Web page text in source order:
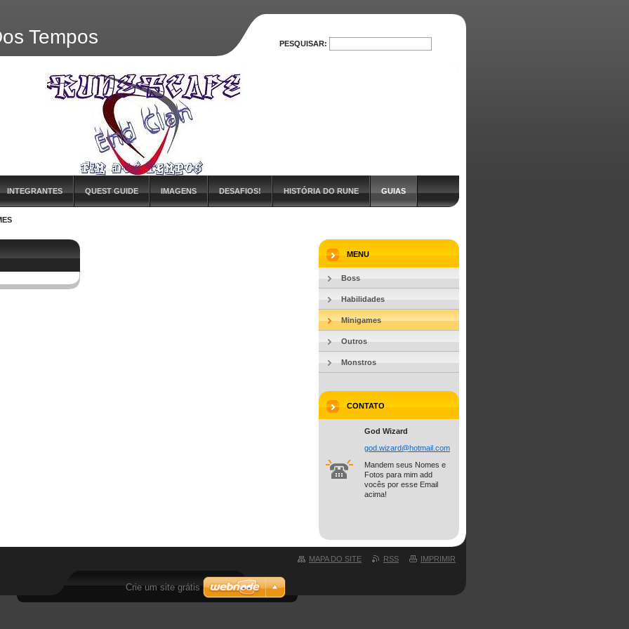
Tempos
INTEGRANTES QUEST GUIDE IMAGENS DESAFIOS! HISTÓRIA DO RUNE GUIAS
MENU
Boss
Habilidades
Minigames
Outros
Monstros
CONTATO
God Wizard
god.wizard@hotmail.com
Mandem seus Nomes e
Fotos para mim add
vocês por esse Email
acima!
PESQUISAR:
MAPA DO SITE RSS IMPRIMIR
Crie um site grátis